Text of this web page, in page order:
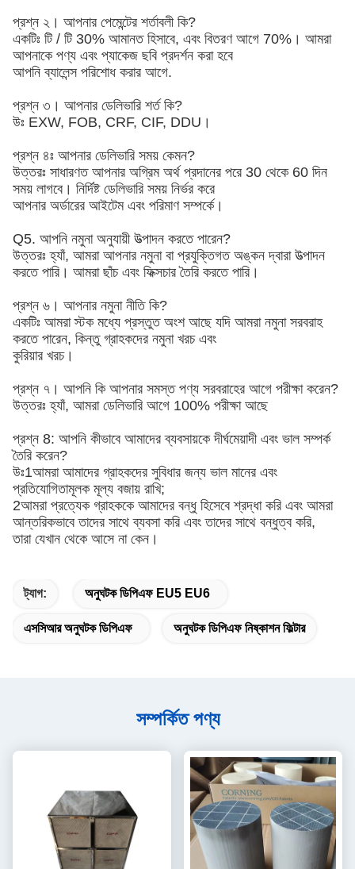
প্রশ্ন ২। আপনার পেমেন্টের শর্তাবলী কি?
একটিঃ টি / টি 30% আমানত হিসাবে, এবং বিতরণ আগে 70%। আমরা
আপনাকে পণ্য এবং প্যাকেজ ছবি প্রদর্শন করা হবে
আপনি ব্যালেন্স পরিশোধ করার আগে.
প্রশ্ন ৩। আপনার ডেলিভারি শর্ত কি?
উঃ EXW, FOB, CRF, CIF, DDU।
প্রশ্ন ৪ঃ আপনার ডেলিভারি সময় কেমন?
উত্তরঃ সাধারণত আপনার অগ্রিম অর্থ প্রদানের পরে 30 থেকে 60 দিন
সময় লাগবে। নির্দিষ্ট ডেলিভারি সময় নির্ভর করে
আপনার অর্ডারের আইটেম এবং পরিমাণ সম্পর্কে।
Q5. আপনি নমুনা অনুযায়ী উত্পাদন করতে পারেন?
উত্তরঃ হ্যাঁ, আমরা আপনার নমুনা বা প্রযুক্তিগত অঙ্কন দ্বারা উত্পাদন
করতে পারি। আমরা ছাঁচ এবং ফিক্সচার তৈরি করতে পারি।
প্রশ্ন ৬। আপনার নমুনা নীতি কি?
একটিঃ আমরা স্টক মধ্যে প্রস্তুত অংশ আছে যদি আমরা নমুনা সরবরাহ
করতে পারেন, কিন্তু গ্রাহকদের নমুনা খরচ এবং
কুরিয়ার খরচ।
প্রশ্ন ৭। আপনি কি আপনার সমস্ত পণ্য সরবরাহের আগে পরীক্ষা করেন?
উত্তরঃ হ্যাঁ, আমরা ডেলিভারি আগে 100% পরীক্ষা আছে
প্রশ্ন 8: আপনি কীভাবে আমাদের ব্যবসায়কে দীর্ঘমেয়াদী এবং ভাল সম্পর্ক
তৈরি করেন?
উঃ1আমরা আমাদের গ্রাহকদের সুবিধার জন্য ভাল মানের এবং
প্রতিযোগিতামূলক মূল্য বজায় রাখি;
2আমরা প্রত্যেক গ্রাহককে আমাদের বন্ধু হিসেবে শ্রদ্ধা করি এবং আমরা
আন্তরিকভাবে তাদের সাথে ব্যবসা করি এবং তাদের সাথে বন্ধুত্ব করি,
তারা যেখান থেকে আসে না কেন।
ট্যাগ: অনুঘটক ডিপিএফ EU5 EU6
এসসিআর অনুঘটক ডিপিএফ অনুঘটক ডিপিএফ নিষ্কাশন ফিল্টার
সম্পর্কিত পণ্য